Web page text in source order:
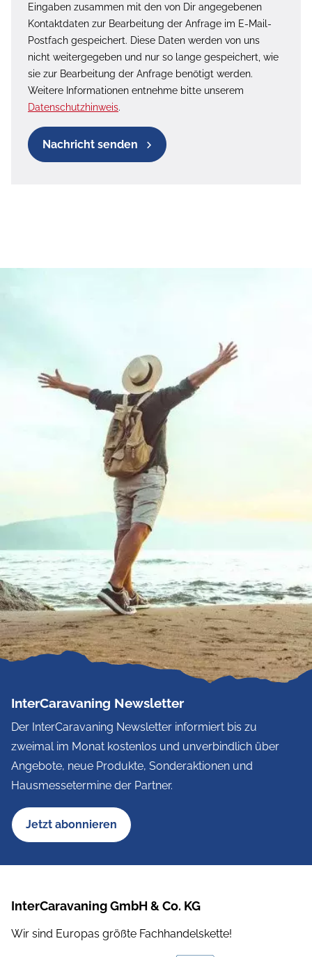
Eingaben zusammen mit den von Dir angegebenen
Kontaktdaten zur Bearbeitung der Anfrage im E-Mail-
Postfach gespeichert. Diese Daten werden von uns
nicht weitergegeben und nur so lange gespeichert, wie
sie zur Bearbeitung der Anfrage benötigt werden.
Weitere Informationen entnehme bitte unserem
Datenschutzhinweis.
Nachricht senden
InterCaravaning Newsletter
Der InterCaravaning Newsletter informiert bis zu
zweimal im Monat kostenlos und unverbindlich über
Angebote, neue Produkte, Sonderaktionen und
Hausmessetermine der Partner.
Jetzt abonnieren
InterCaravaning GmbH & Co. KG
Wir sind Europas größte Fachhandelskette!